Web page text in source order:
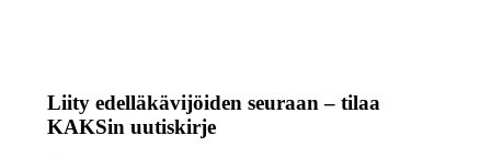
Liity edelläkävijöiden seuraan – tilaa
KAKSin uutiskirje